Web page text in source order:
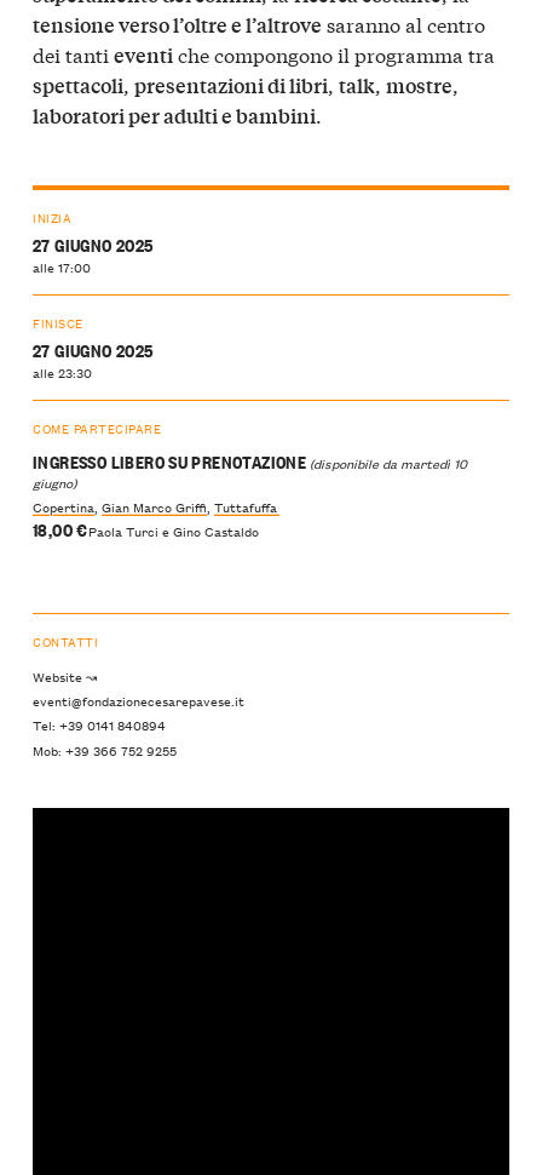
tensione verso l’oltre e l’altrove saranno al centro
dei tanti eventi che compongono il programma tra
spettacoli presentazioni di libri talk mostre
laboratori per adulti e bambini
INIZIA
27 GIUGNO 2025
alle 17:00
FINISCE
27 GIUGNO 2025
alle 23:30
COME PARTECIPARE
INGRESSO LIBERO SU PRENOTAZIONE (disponibile da martedì 10
giugno)
Copertina, Gian Marco Griffi, Tuttafuffa
18,00 €Paola Turci e Gino Castaldo
CONTATTI
Website ↝
eventi@fondazionecesarepavese.it
Tel: +39 0141 840894
Mob: +39 366 752 9255